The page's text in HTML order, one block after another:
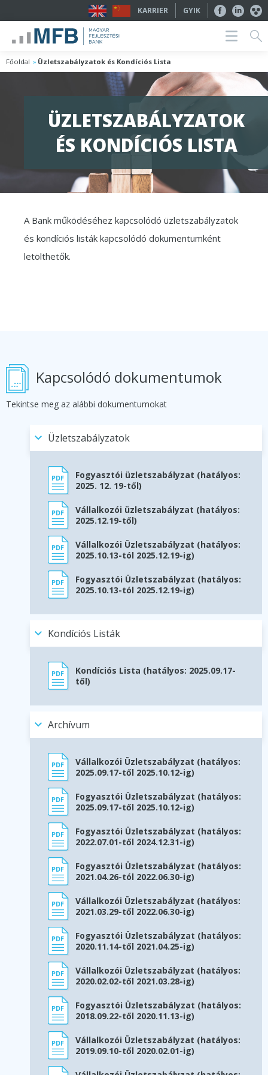
KARRIER GYIK
Főoldal Üzletszabályzatok és Kondíciós Lista
ÜZLETSZABÁLYZATOK
ÉS KONDÍCIÓS LISTA
A Bank működéséhez kapcsolódó üzletszabályzatok
és kondíciós listák kapcsolódó dokumentumként
letölthetők.
Kapcsolódó dokumentumok
Tekintse meg az alábbi dokumentumokat
Üzletszabályzatok
Fogyasztói üzletszabályzat (hatályos:
2025. 12. 19-től)
Vállalkozói üzletszabályzat (hatályos:
2025.12.19-től)
Vállalkozói Üzletszabályzat (hatályos:
2025.10.13-tól 2025.12.19-ig)
Fogyasztói Üzletszabályzat (hatályos:
2025.10.13-tól 2025.12.19-ig)
Kondíciós Listák
Kondíciós Lista (hatályos: 2025.09.17-
től)
Archívum
Vállalkozói Üzletszabályzat (hatályos:
2025.09.17-től 2025.10.12-ig)
Fogyasztói Üzletszabályzat (hatályos:
2025.09.17-től 2025.10.12-ig)
Fogyasztói Üzletszabályzat (hatályos:
2022.07.01-től 2024.12.31-ig)
Fogyasztói Üzletszabályzat (hatályos:
2021.04.26-tól 2022.06.30-ig)
Vállalkozói Üzletszabályzat (hatályos:
2021.03.29-től 2022.06.30-ig)
Fogyasztói Üzletszabályzat (hatályos:
2020.11.14-től 2021.04.25-ig)
Vállalkozói Üzletszabályzat (hatályos:
2020.02.02-től 2021.03.28-ig)
Fogyasztói Üzletszabályzat (hatályos:
2018.09.22-től 2020.11.13-ig)
Vállalkozói Üzletszabályzat (hatályos:
2019.09.10-től 2020.02.01-ig)